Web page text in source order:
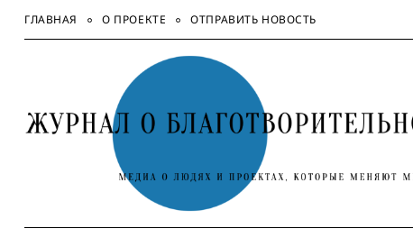
SkipГЛАВНАЯ О ПРОЕКТЕ ОТПРАВИТЬ НОВОСТЬ